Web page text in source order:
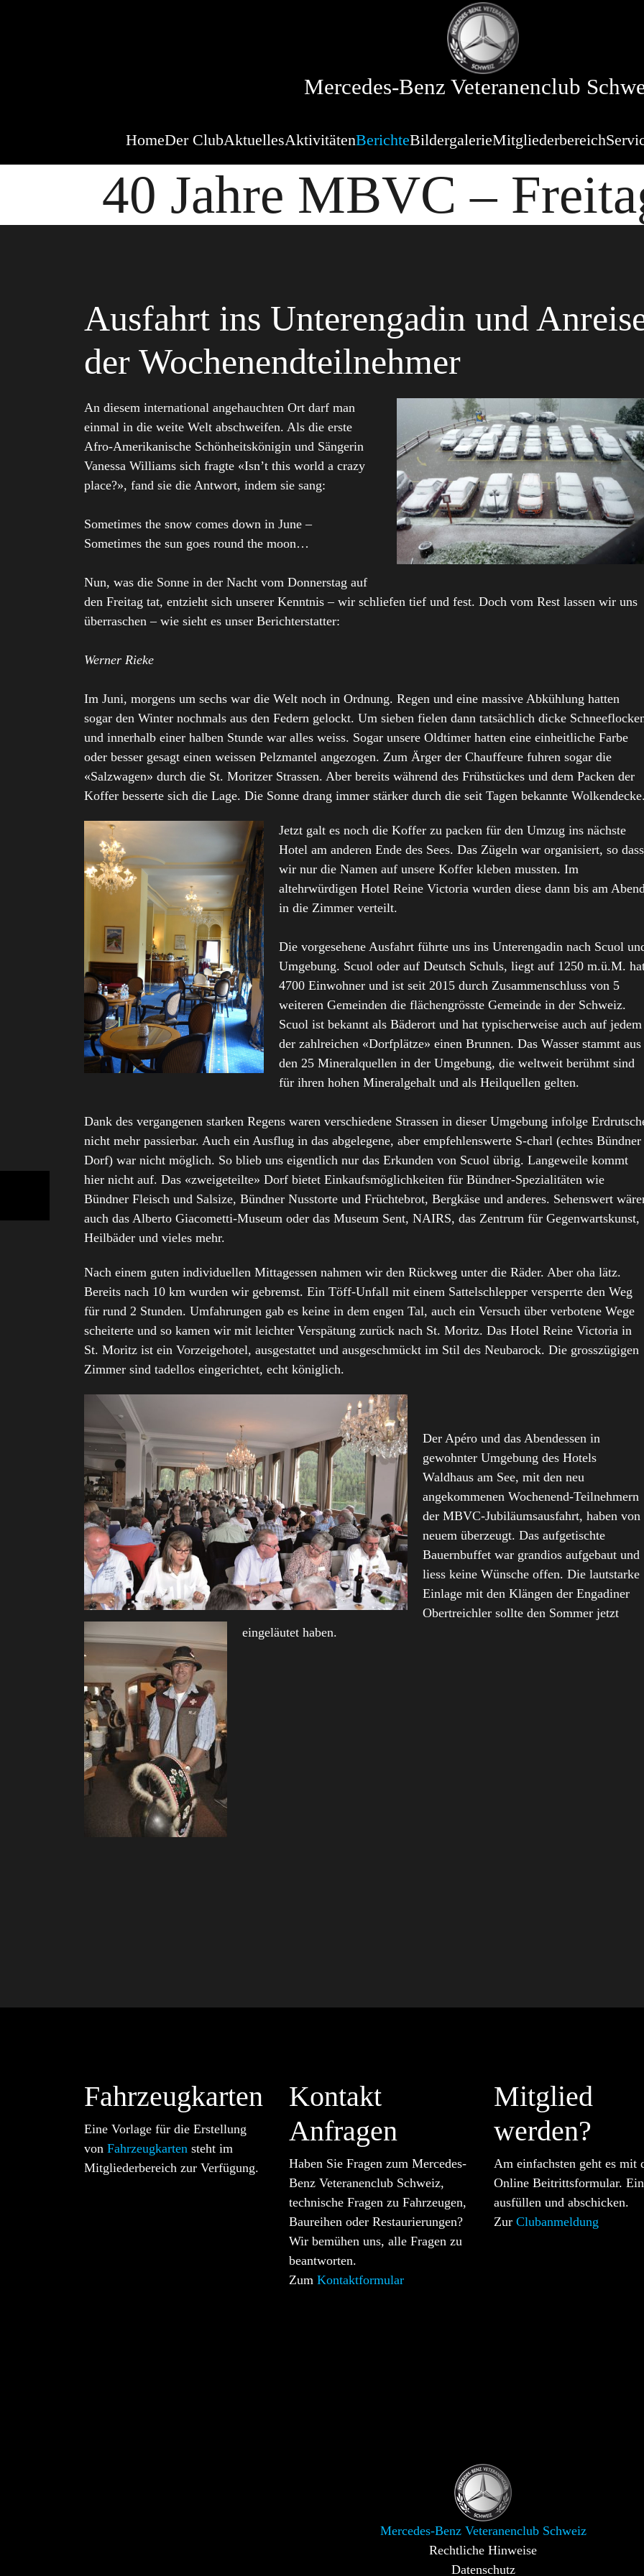
Mercedes-Benz Veteranenclub
HomeDer ClubAktuellesAktivitätenBerichteBildergalerieMitgliederbereich
40 Jahre MBVC –
Ausfahrt ins Unterengadin und
der Wochenendteilnehmer
An diesem international angehauchten Ort darf man
einmal in die weite Welt abschweifen. Als die erste
Afro-Amerikanische Schönheitskönigin und Sängerin
Vanessa Williams sich fragte «Isn’t this world a crazy
place?», fand sie die Antwort, indem sie sang:
Sometimes the snow comes down in June –
Sometimes the sun goes round the moon…
Nun, was die Sonne in der Nacht vom Donnerstag auf
den Freitag tat, entzieht sich unserer Kenntnis – wir schliefen tief und fest. Doch vom Rest lassen wir uns
überraschen – wie sieht es unser Berichterstatter:
Werner Rieke
Im Juni, morgens um sechs war die Welt noch in Ordnung. Regen und eine massive Abkühlung hatten
sogar den Winter nochmals aus den Federn gelockt. Um sieben fielen dann tatsächlich dicke
und innerhalb einer halben Stunde war alles weiss. Sogar unsere Oldtimer hatten eine einheitliche Farbe
oder besser gesagt einen weissen Pelzmantel angezogen. Zum Ärger der Chauffeure fuhren sogar die
«Salzwagen» durch die St. Moritzer Strassen. Aber bereits während des Frühstückes und dem Packen der
Koffer besserte sich die Lage. Die Sonne drang immer stärker durch die seit Tagen bekannte Wolkendecke.
Jetzt galt es noch die Koffer zu packen für den Umzug ins nächste
Hotel am anderen Ende des Sees. Das Zügeln war organisiert, so dass
wir nur die Namen auf unsere Koffer kleben mussten. Im
altehrwürdigen Hotel Reine Victoria wurden diese dann bis am
in die Zimmer verteilt.
Die vorgesehene Ausfahrt führte uns ins Unterengadin nach Scuol
Umgebung. Scuol oder auf Deutsch Schuls, liegt auf 1250 m.ü.M.
4700 Einwohner und ist seit 2015 durch Zusammenschluss von 5
weiteren Gemeinden die flächengrösste Gemeinde in der Schweiz.
Scuol ist bekannt als Bäderort und hat typischerweise auch auf jedem
der zahlreichen «Dorfplätze» einen Brunnen. Das Wasser stammt aus
den 25 Mineralquellen in der Umgebung, die weltweit berühmt sind
für ihren hohen Mineralgehalt und als Heilquellen gelten.
Dank des vergangenen starken Regens waren verschiedene Strassen in dieser Umgebung infolge
nicht mehr passierbar. Auch ein Ausflug in das abgelegene, aber empfehlenswerte S-charl (echtes Bündner
Dorf) war nicht möglich. So blieb uns eigentlich nur das Erkunden von Scuol übrig. Langeweile kommt
hier nicht auf. Das «zweigeteilte» Dorf bietet Einkaufsmöglichkeiten für Bündner-Spezialitäten wie
Bündner Fleisch und Salsize, Bündner Nusstorte und Früchtebrot, Bergkäse und anderes. Sehenswert
auch das Alberto Giacometti-Museum oder das Museum Sent, NAIRS, das Zentrum für Gegenwartskunst,
Heilbäder und vieles mehr.
Nach einem guten individuellen Mittagessen nahmen wir den Rückweg unter die Räder. Aber oha lätz.
Bereits nach 10 km wurden wir gebremst. Ein Töff-Unfall mit einem Sattelschlepper versperrte den Weg
für rund 2 Stunden. Umfahrungen gab es keine in dem engen Tal, auch ein Versuch über verbotene Wege
scheiterte und so kamen wir mit leichter Verspätung zurück nach St. Moritz. Das Hotel Reine Victoria in
St. Moritz ist ein Vorzeigehotel, ausgestattet und ausgeschmückt im Stil des Neubarock. Die grosszügigen
Zimmer sind tadellos eingerichtet, echt königlich.
Der Apéro und das Abendessen in
gewohnter Umgebung des Hotels
Waldhaus am See, mit den neu
angekommenen Wochenend-Teilnehmern
der MBVC-Jubiläumsausfahrt, haben von
neuem überzeugt. Das aufgetischte
Bauernbuffet war grandios aufgebaut und
liess keine Wünsche offen. Die lautstarke
Einlage mit den Klängen der Engadiner
Obertreichler sollte den Sommer jetzt
eingeläutet haben.
Fahrzeugkarten
Eine Vorlage für die Erstellung
von Fahrzeugkarten steht im
Mitgliederbereich zur Verfügung.
Kontakt
Anfragen
Haben Sie Fragen zum Mercedes-
Benz Veteranenclub Schweiz,
technische Fragen zu Fahrzeugen,
Baureihen oder Restaurierungen?
Wir bemühen uns, alle Fragen zu
beantworten.
Zum Kontaktformular
Mitglied
werden?
Am einfachsten geht es mit
Online Beitrittsformular.
ausfüllen und abschicken.
Zur Clubanmeldung
Mercedes-Benz Veteranenclub Schweiz
Rechtliche Hinweise
Datenschutz